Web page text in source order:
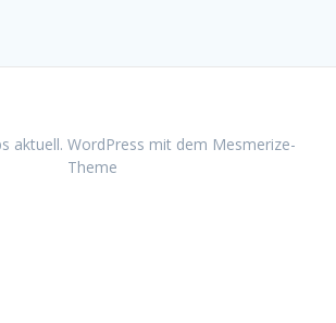
aktuell. WordPress mit dem Mesmerize-
Theme